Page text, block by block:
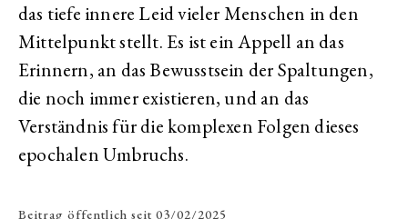
das tiefe innere Leid vieler Menschen in den
Mittelpunkt stellt. Es ist ein Appell an das
Erinnern, an das Bewusstsein der Spaltungen,
die noch immer existieren, und an das
Verständnis für die komplexen Folgen dieses
epochalen Umbruchs.
Beitrag öffentlich seit 03/02/2025